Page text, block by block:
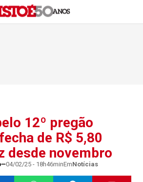
12º pregão
de R$ 5,80
desde novembro
04/02/25 - 18h46minEmNotícias